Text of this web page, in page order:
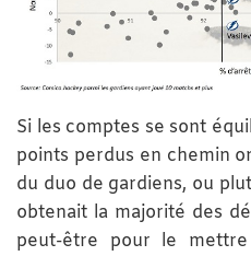
Si les comptes se sont
points perdus en chemin
du duo de gardiens, ou
obtenait la majorité des
peut-être pour le